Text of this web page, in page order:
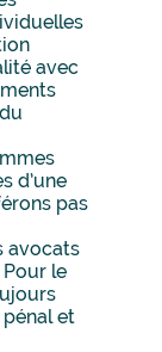
avec
d’une
pas
avocats
le
pénal et